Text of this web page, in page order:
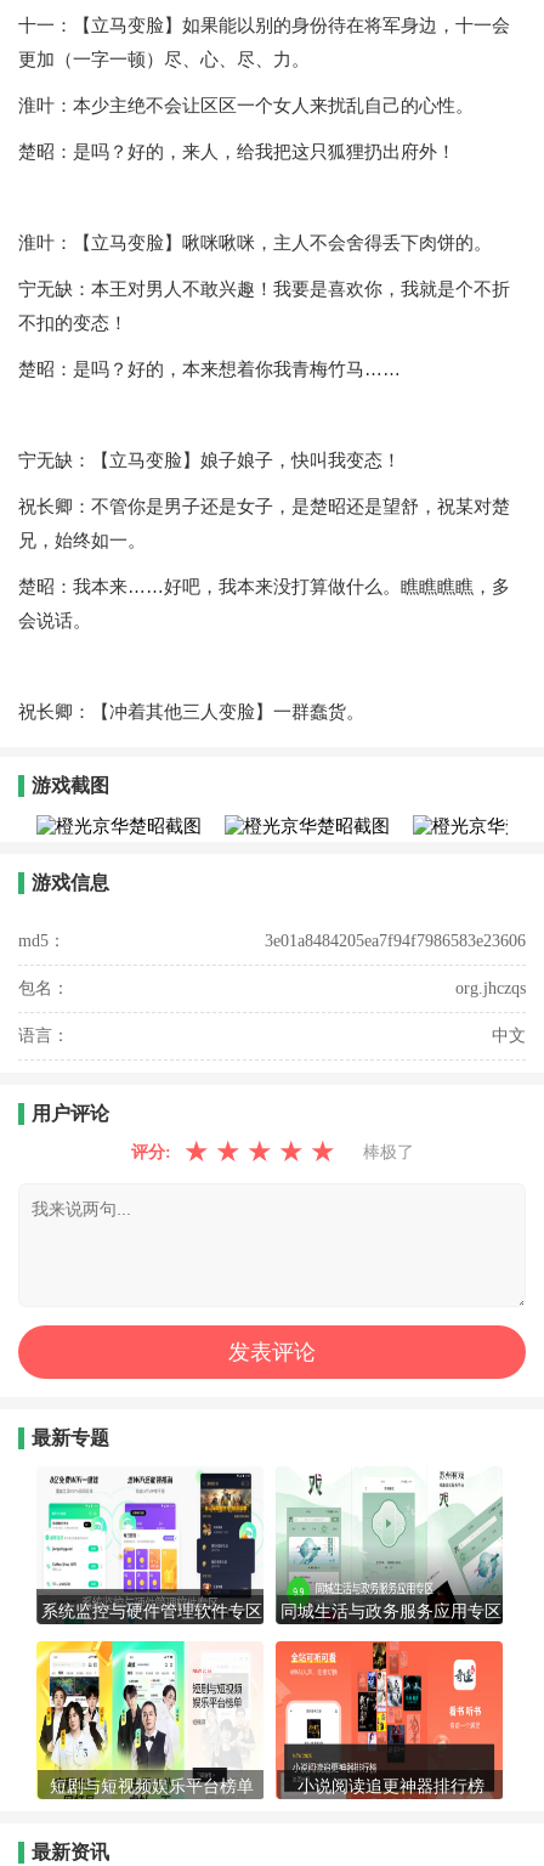
十一：【立马变脸】如果能以别的身份待在将军身边，十一会
更加（一字一顿）尽、心、尽、力。
淮叶：本少主绝不会让区区一个女人来扰乱自己的心性。
楚昭：是吗？好的，来人，给我把这只狐狸扔出府外！
淮叶：【立马变脸】啾咪啾咪，主人不会舍得丢下肉饼的。
宁无缺：本王对男人不敢兴趣！我要是喜欢你，我就是个不折
不扣的变态！
楚昭：是吗？好的，本来想着你我青梅竹马……
宁无缺：【立马变脸】娘子娘子，快叫我变态！
祝长卿：不管你是男子还是女子，是楚昭还是望舒，祝某对楚
兄，始终如一。
楚昭：我本来……好吧，我本来没打算做什么。瞧瞧瞧瞧，多
会说话。
祝长卿：【冲着其他三人变脸】一群蠢货。
游戏截图
游戏信息
md5： 3e01a8484205ea7f94f7986583e23606
包名： org.jhczqs
语言： 中文
用户评论
评分: ★ ★ ★ ★ ★ 棒极了
最新专题
系统监控与硬件管理软件专区 同城生活与政务服务应用专区
短剧与短视频娱乐平台榜单 小说阅读追更神器排行榜
最新资讯